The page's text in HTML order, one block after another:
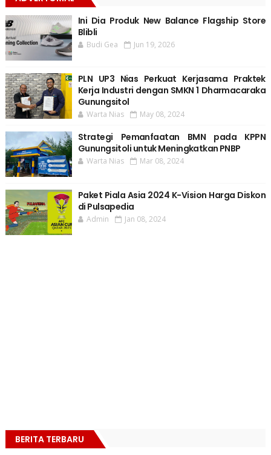
Ini Dia Produk New Balance Flagship Store
Blibli
Budi Gea Jun 19, 2026
PLN UP3 Nias Perkuat Kerjasama Praktek
Kerja Industri dengan SMKN 1 Dharmacaraka
Gunungsitol
Warta Nias May 08, 2024
Strategi Pemanfaatan BMN pada KPPN
Gunungsitoli untuk Meningkatkan PNBP
Warta Nias Mar 08, 2024
Paket Piala Asia 2024 K-Vision Harga Diskon
di Pulsapedia
Admin Jan 08, 2024
BERITA TERBARU